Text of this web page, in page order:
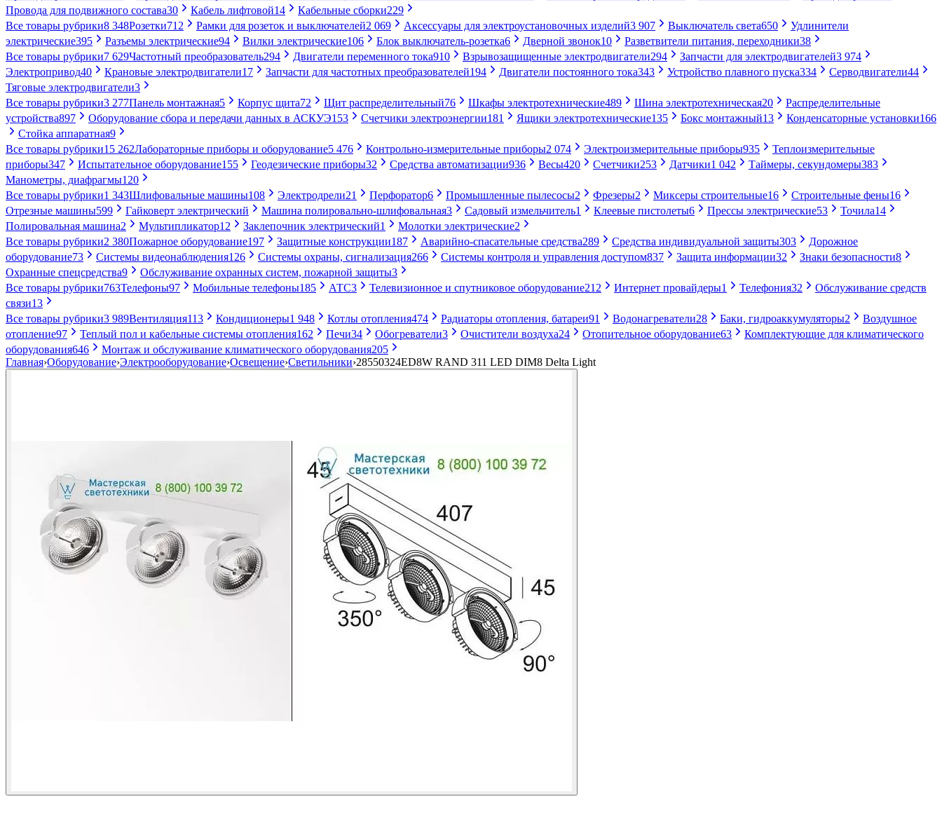
Провода для подвижного состава30 Кабель лифтовой14 Кабельные сборки229
Все товары рубрики8 348Розетки712 Рамки для розеток и выключателей2 069 Аксессуары для электроустановочных изделий3 907 Выключатель света650
Удлинители
электрические395 Разъемы электрические94 Вилки электрические106 Блок выключатель-розетка6 Дверной звонок10 Разветвители питания, переходники38
Все товары рубрики7 629Частотный преобразователь294 Двигатели переменного тока910 Взрывозащищенные электродвигатели294 Запчасти для электродвигателей3 974
Электропривод40 Крановые электродвигатели17 Запчасти для частотных преобразователей194 Двигатели постоянного тока343 Устройство плавного пуска334 Серводвигатели44
Тяговые электродвигатели3
Все товары рубрики3 277Панель монтажная5 Корпус щита72 Щит распределительный76 Шкафы электротехнические489 Шина электротехническая20
Распределительные
устройства897 Оборудование сбора и передачи данных в АСКУЭ153 Счетчики электроэнергии181 Ящики электротехнические135 Бокс монтажный13 Конденсаторные установки166
Стойка аппаратная9
Все товары рубрики15 262Лабораторные приборы и оборудование5 476 Контрольно-измерительные приборы2 074 Электроизмерительные приборы935
Теплоизмерительные
приборы347 Испытательное оборудование155 Геодезические приборы32 Средства автоматизации936 Весы420 Счетчики253 Датчики1 042 Таймеры, секундомеры383
Манометры, диафрагмы120
Все товары рубрики1 343Шлифовальные машины108 Электродрели21 Перфоратор6 Промышленные пылесосы2 Фрезеры2 Миксеры строительные16 Строительные фены16
Отрезные машины599 Гайковерт электрический Машина полировально-шлифовальная3 Садовый измельчитель1 Клеевые пистолеты6 Прессы электрические53 Точила14
Полировальная машина2 Мультипликатор12 Заклепочник электрический1 Молотки электрические2
Все товары рубрики2 380Пожарное оборудование197 Защитные конструкции187 Аварийно-спасательные средства289 Средства индивидуальной защиты303
Дорожное
оборудование73 Системы видеонаблюдения126 Системы охраны, сигнализация266 Системы контроля и управления доступом837 Защита информации32 Знаки безопасности8
Охранные спецсредства9 Обслуживание охранных систем, пожарной защиты3
Все товары рубрики763Телефоны97 Мобильные телефоны185 АТС3 Телевизионное и спутниковое оборудование212 Интернет провайдеры1 Телефония32
Обслуживание средств
связи13
Все товары рубрики3 989Вентиляция113 Кондиционеры1 948 Котлы отопления474 Радиаторы отопления, батареи91 Водонагреватели28 Баки, гидроаккумуляторы2
Воздушное
отопление97 Теплый пол и кабельные системы отопления162 Печи34 Обогреватели3 Очистители воздуха24 Отопительное оборудование63
Комплектующие для климатического
оборудования646 Монтаж и обслуживание климатического оборудования205
Главная›Оборудование›Электрооборудование›Освещение›Светильники›28550324ED8W RAND 311 LED DIM8 Delta Light